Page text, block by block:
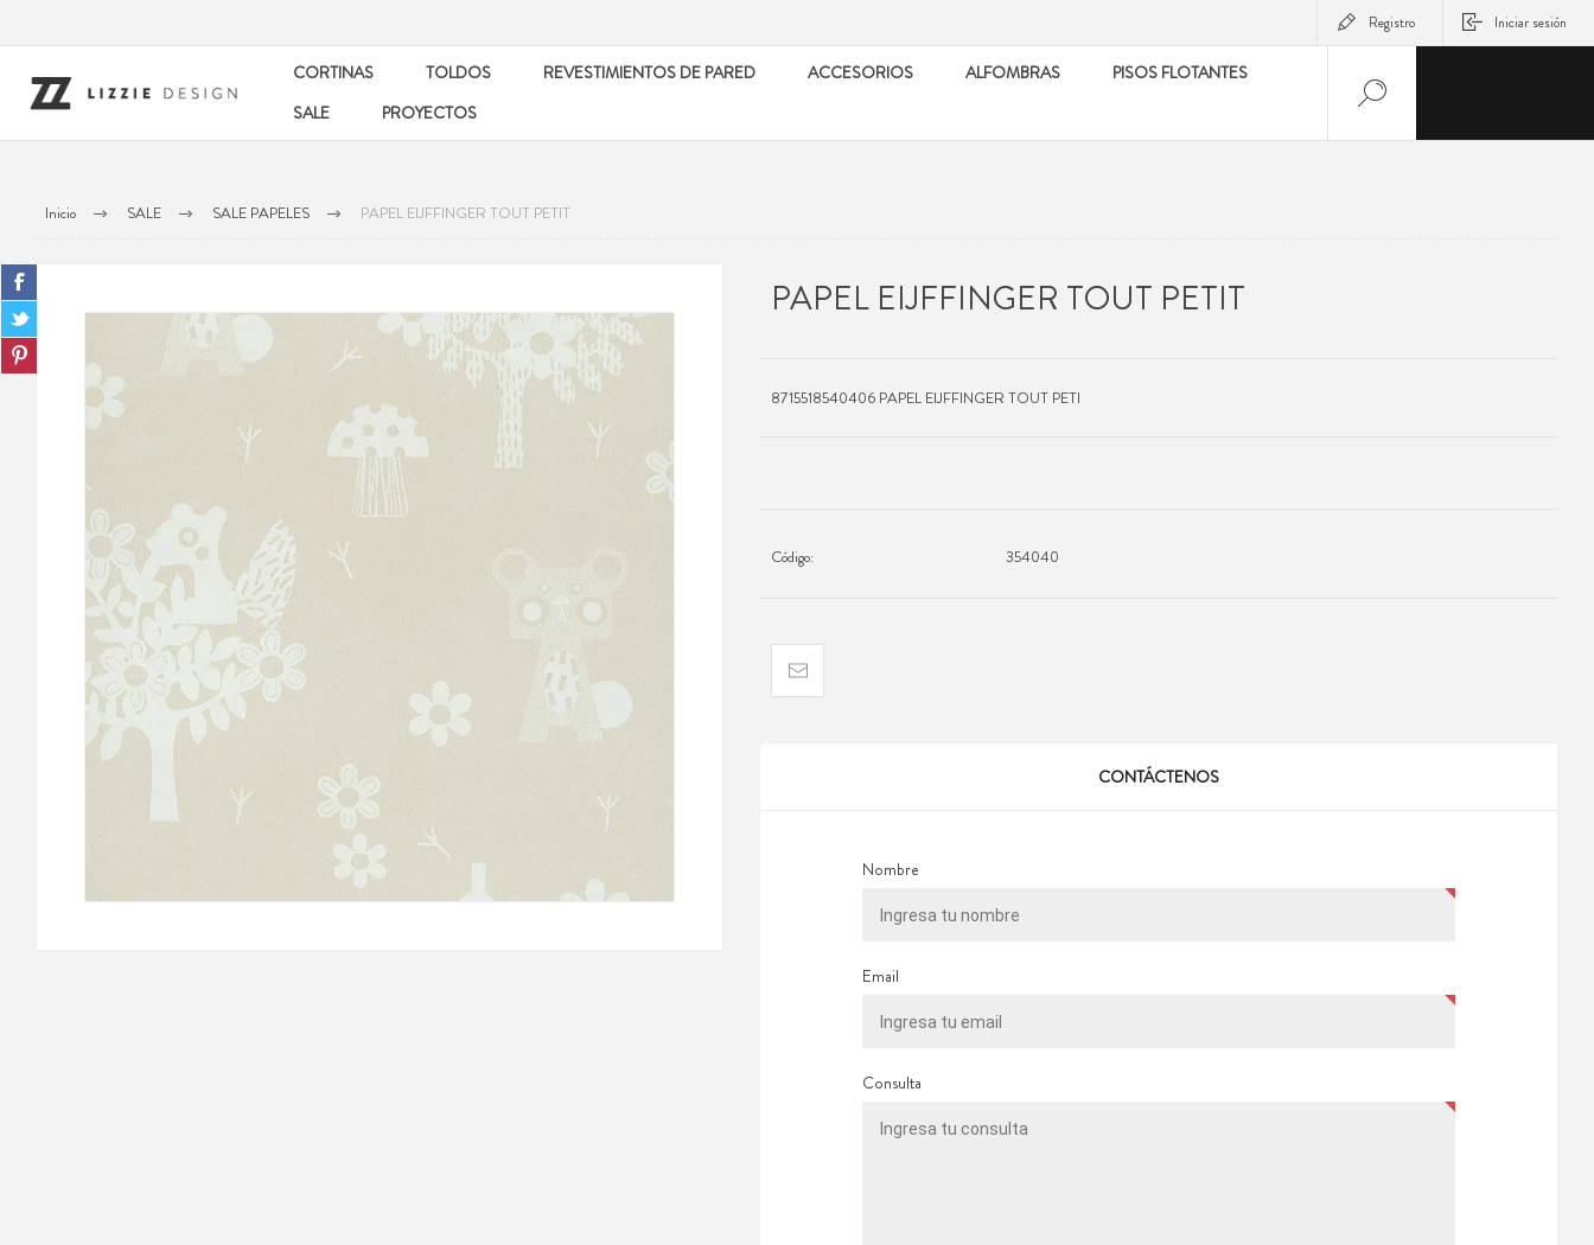
Registro Iniciar sesión
CORTINAS TOLDOS REVESTIMIENTOS DE PARED ACCESORIOS ALFOMBRAS
PISOS FLOTANTES
SALE
PROYECTOS
Inicio SALE SALE PAPELES PAPEL EIJFFINGER TOUT PETIT
PAPEL EIJFFINGER TOUT PETIT
8715518540406 PAPEL EIJFFINGER TOUT PETI
Código: 354040
CONTÁCTENOS
Nombre
Email
Consulta